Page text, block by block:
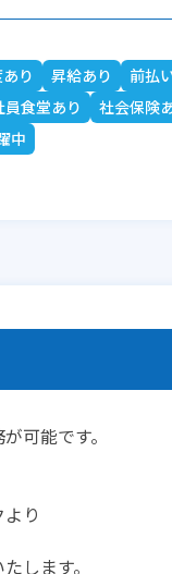
り 昇給あり 前払
員食堂あり 社会保険
中
可能です。
り
します。